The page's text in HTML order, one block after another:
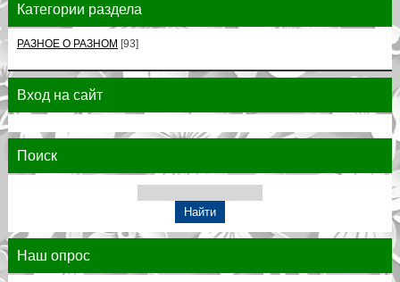
Категории раздела
РАЗНОЕ О РАЗНОМ [93]
Вход на сайт
Поиск
Наш опрос